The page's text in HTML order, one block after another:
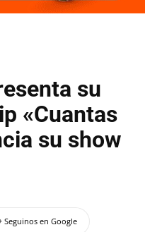
su
«Cuantas
su show
Seguinos en Google